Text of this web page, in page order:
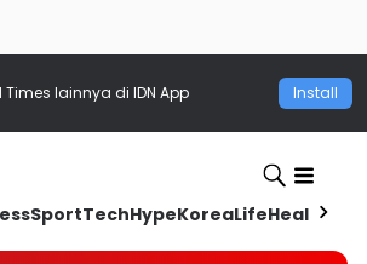
Times lainnya di IDN App Install
SportTechHypeKoreaLifeHealth